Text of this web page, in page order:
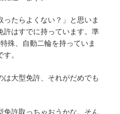
ったらよくない？」と思いま
許はすでに持っています。準
殊、自動二輪を持っていま
。
は大型免許、それがだめでも
免許取っちゃおうかな。そん